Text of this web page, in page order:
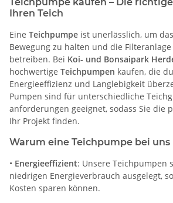
Ihren Teich
Eine Teichpumpe ist unerlässlich, um
Bewegung zu halten und die
betreiben. Bei Koi- und Bonsaipark
hochwertige Teichpumpen kaufen, die
Energieeffizienz und Langlebigkeit
Pumpen sind für unterschiedliche
anforderungen geeignet, sodass Sie die
Ihr Projekt finden.
Warum eine Teichpumpe bei uns
• Energieeffizient: Unsere Teichpumpen
niedrigen Energieverbrauch ausgelegt,
Kosten sparen können.